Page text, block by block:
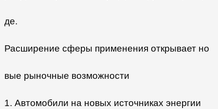
де.
Расширение сферы применения открывает но
вые рыночные возможности
1. Автомобили на новых источниках энергии